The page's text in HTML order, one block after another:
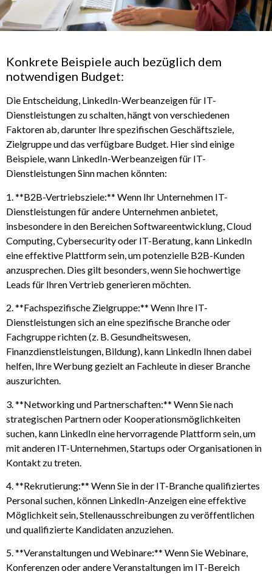
Konkrete Beispiele auch bezüglich dem
notwendigen Budget:
Die Entscheidung, LinkedIn-Werbeanzeigen für IT-
Dienstleistungen zu schalten, hängt von verschiedenen
Faktoren ab, darunter Ihre spezifischen Geschäftsziele,
Zielgruppe und das verfügbare Budget. Hier sind einige
Beispiele, wann LinkedIn-Werbeanzeigen für IT-
Dienstleistungen Sinn machen könnten:
1. **B2B-Vertriebsziele:** Wenn Ihr Unternehmen IT-
Dienstleistungen für andere Unternehmen anbietet,
insbesondere in den Bereichen Softwareentwicklung, Cloud
Computing, Cybersecurity oder IT-Beratung, kann LinkedIn
eine effektive Plattform sein, um potenzielle B2B-Kunden
anzusprechen. Dies gilt besonders, wenn Sie hochwertige
Leads für Ihren Vertrieb generieren möchten.
2. **Fachspezifische Zielgruppe:** Wenn Ihre IT-
Dienstleistungen sich an eine spezifische Branche oder
Fachgruppe richten (z. B. Gesundheitswesen,
Finanzdienstleistungen, Bildung), kann LinkedIn Ihnen dabei
helfen, Ihre Werbung gezielt an Fachleute in dieser Branche
auszurichten.
3. **Networking und Partnerschaften:** Wenn Sie nach
strategischen Partnern oder Kooperationsmöglichkeiten
suchen, kann LinkedIn eine hervorragende Plattform sein, um
mit anderen IT-Unternehmen, Startups oder Organisationen in
Kontakt zu treten.
4. **Rekrutierung:** Wenn Sie in der IT-Branche qualifiziertes
Personal suchen, können LinkedIn-Anzeigen eine effektive
Möglichkeit sein, Stellenausschreibungen zu veröffentlichen
und qualifizierte Kandidaten anzuziehen.
5. **Veranstaltungen und Webinare:** Wenn Sie Webinare,
Konferenzen oder andere Veranstaltungen im IT-Bereich